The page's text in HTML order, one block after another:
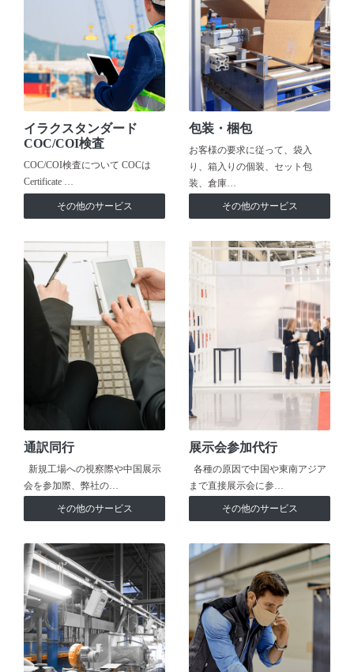
イラクスタンダード
COC/COI検査
COC/COI検査について COCは
Certificate …
その他のサービス
包装・梱包
お客様の要求に従って、袋入
り、箱入りの個装、セット包
装、倉庫…
その他のサービス
通訳同行
新規工場への視察際や中国展示
会を参加際、弊社の…
その他のサービス
展示会参加代行
各種の原因で中国や東南アジア
まで直接展示会に参…
その他のサービス